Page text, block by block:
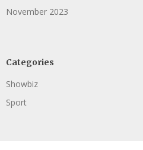
November 2023
Categories
Showbiz
Sport